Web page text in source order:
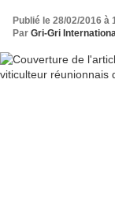
Publié le 28/02/2016 à
Par Gri-Gri